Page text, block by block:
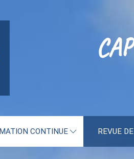
CONTINUE REVUE